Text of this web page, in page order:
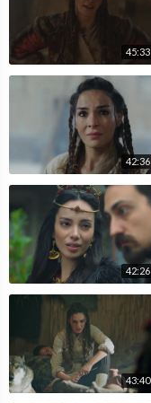
45:33
42:36
42:26
43:40